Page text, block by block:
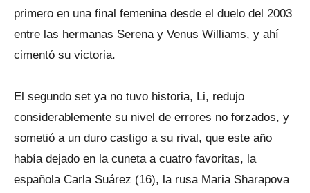
primero en una final femenina desde el duelo del 2003
entre las hermanas Serena y Venus Williams, y ahí
cimentó su victoria.
El segundo set ya no tuvo historia, Li, redujo
considerablemente su nivel de errores no forzados, y
sometió a un duro castigo a su rival, que este año
había dejado en la cuneta a cuatro favoritas, la
española Carla Suárez (16), la rusa Maria Sharapova